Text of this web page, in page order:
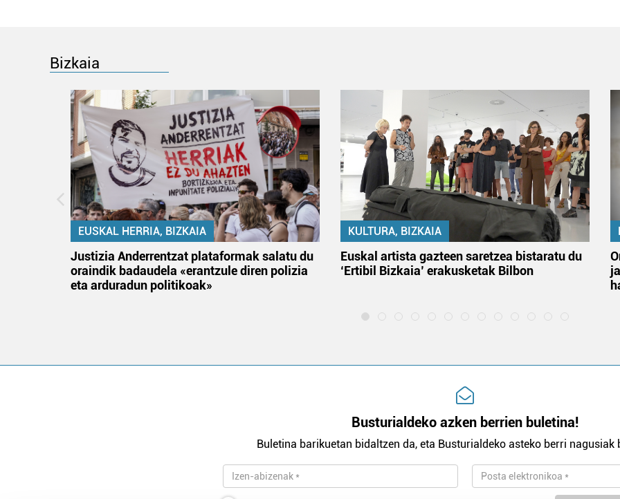
Bizkaia
EUSKAL HERRIA, BIZKAIA
Justizia Anderrentzat plataformak salatu du
oraindik badaudela «erantzule diren polizia
eta arduradun politikoak»
KULTURA, BIZKAIA
Euskal artista gazteen saretzea bistaratu du
‘Ertibil Bizkaia’ erakusketak Bilbon
Busturialdeko azken berrien buletina!
Buletina barikuetan bidaltzen da, eta Busturialdeko asteko berri nagusiak